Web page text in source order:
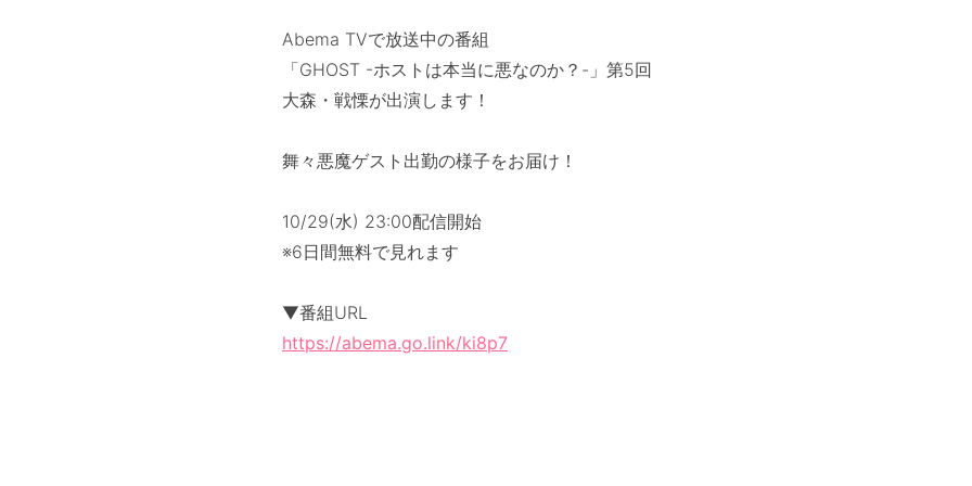
Abema TVで放送中の番組
「GHOST -ホストは本当に悪なのか？-」第5回
大森・戦慄が出演します！
舞々悪魔ゲスト出勤の様子をお届け！
10/29(水) 23:00配信開始
※6日間無料で見れます
▼番組URL
https://abema.go.link/ki8p7